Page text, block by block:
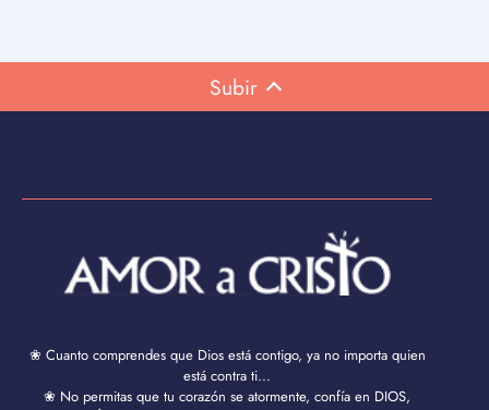
Subir
❀ Cuanto comprendes que Dios está contigo, ya no importa quien
está contra ti...
❀ No permitas que tu corazón se atormente, confía en DIOS,